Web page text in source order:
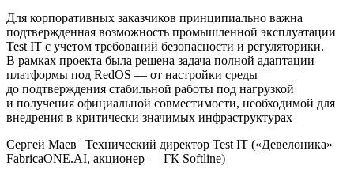
Для корпоративных заказчиков принципиально важна
подтвержденная возможность промышленной эксплуатации
Test IT с учетом требований безопасности и регуляторики.
В рамках проекта была решена задача полной адаптации
платформы под RedOS — от настройки среды
до подтверждения стабильной работы под нагрузкой
и получения официальной совместимости, необходимой для
внедрения в критически значимых инфраструктурах
Сергей Маев | Технический директор Test IT («Девелоника»
FabricaONE.AI, акционер — ГК Softline)